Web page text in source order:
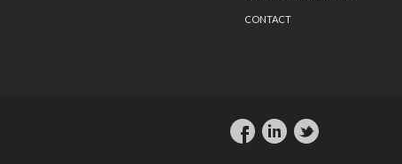
CONTACT